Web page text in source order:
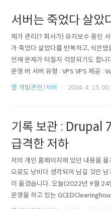
서버는 죽었다 살았
제가 관리(? 회사가) 유지보수 중인
가 죽었다 살았다를 반복하고, 식은
언재 문제가 터질지 걱정되기도 합
운영 버 서버 유형 : VPS VPS 제공 :
u 18.04.1 LTS 기반 소프트웨어 :
웹 개발관련/서버 2024. 4. 15.
기록 보관 : Drupal
급격한 저하
저의 개인 홈페이지에 있던 내용을
으로도 낭비다 생각되어 님길 것은
이 옮겼습니다. 오늘(2022년 9월 24
운영을 하고 있는
을 찾느라고 지금까지 해매고 겨우